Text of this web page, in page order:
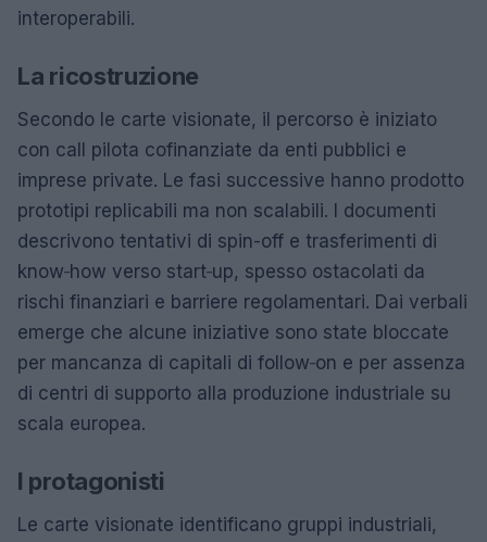
interoperabili.
La ricostruzione
Secondo le carte visionate, il percorso è iniziato
con call pilota cofinanziate da enti pubblici e
imprese private. Le fasi successive hanno prodotto
prototipi replicabili ma non scalabili. I documenti
descrivono tentativi di spin-off e trasferimenti di
know‑how verso start‑up, spesso ostacolati da
rischi finanziari e barriere regolamentari. Dai verbali
emerge che alcune iniziative sono state bloccate
per mancanza di capitali di follow‑on e per assenza
di centri di supporto alla produzione industriale su
scala europea.
I protagonisti
Le carte visionate identificano gruppi industriali,